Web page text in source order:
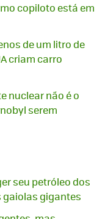
copiloto está em
de um litro de
criam carro
nuclear não é o
serem
seu petróleo dos
gaiolas gigantes